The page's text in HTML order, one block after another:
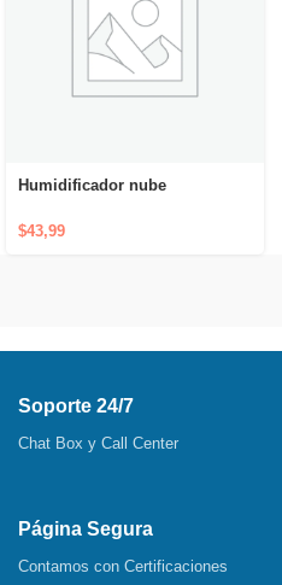
Humidificador nube
$43,99
Soporte 24/7
Chat Box y Call Center
Página Segura
Contamos con Certificaciones